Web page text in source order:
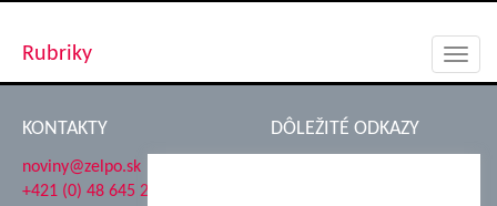
Rubriky
KONTAKTY
noviny@zelpo.sk
+421 (0) 48 645 2711
DÔLEŽITÉ ODKAZY